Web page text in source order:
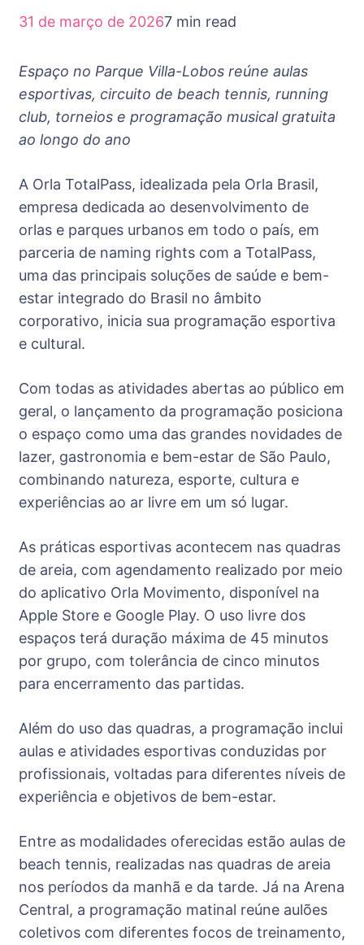
31 de março de 20267 min read
Espaço no Parque Villa-Lobos reúne aulas
esportivas, circuito de beach tennis, running
club, torneios e programação musical gratuita
ao longo do ano
A Orla TotalPass, idealizada pela Orla Brasil,
empresa dedicada ao desenvolvimento de
orlas e parques urbanos em todo o país, em
parceria de naming rights com a TotalPass,
uma das principais soluções de saúde e bem-
estar integrado do Brasil no âmbito
corporativo, inicia sua programação esportiva
e cultural.
Com todas as atividades abertas ao público em
geral, o lançamento da programação posiciona
o espaço como uma das grandes novidades de
lazer, gastronomia e bem-estar de São Paulo,
combinando natureza, esporte, cultura e
experiências ao ar livre em um só lugar.
As práticas esportivas acontecem nas quadras
de areia, com agendamento realizado por meio
do aplicativo Orla Movimento, disponível na
Apple Store e Google Play. O uso livre dos
espaços terá duração máxima de 45 minutos
por grupo, com tolerância de cinco minutos
para encerramento das partidas.
Além do uso das quadras, a programação inclui
aulas e atividades esportivas conduzidas por
profissionais, voltadas para diferentes níveis de
experiência e objetivos de bem-estar.
Entre as modalidades oferecidas estão aulas de
beach tennis, realizadas nas quadras de areia
nos períodos da manhã e da tarde. Já na Arena
Central, a programação matinal reúne aulões
coletivos com diferentes focos de treinamento,